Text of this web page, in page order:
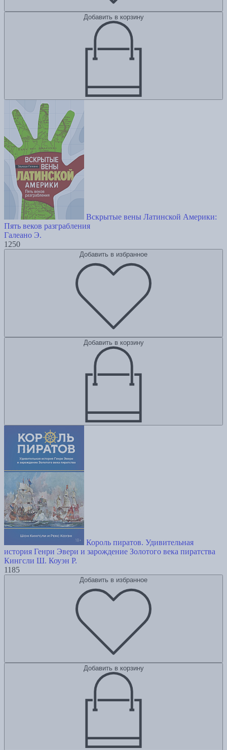
Добавить в корзину
Вскрытые вены Латинской Америки:
Пять веков разграбления
Галеано Э.
1250
Добавить в избранное
Добавить в корзину
Король пиратов. Удивительная
история Генри Эвери и зарождение Золотого века пиратства
Кингсли Ш. Коуэн Р.
1185
Добавить в избранное
Добавить в корзину